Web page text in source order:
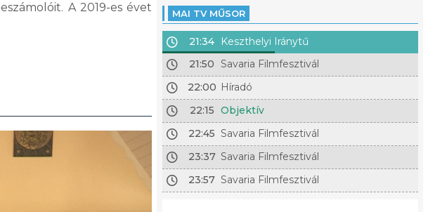
A 2019-es évet
MAI TV MŰSOR
21:34
Keszthelyi Iránytű
21:50
Savaria Filmfesztivál
22:00 Híradó
22:15 Objektív
22:45 Savaria Filmfesztivál
23:37 Savaria Filmfesztivál
23:57 Savaria Filmfesztivál